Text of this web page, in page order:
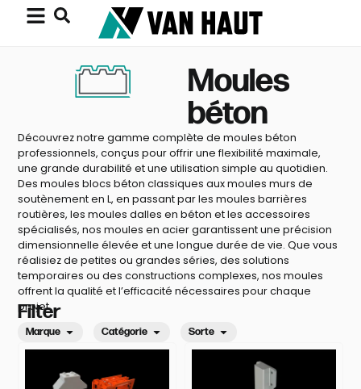
Moules
béton
Découvrez notre gamme complète de moules béton
professionnels, conçus pour offrir une flexibilité maximale,
une grande durabilité et une utilisation simple au quotidien.
Des moules blocs béton classiques aux moules murs de
soutènement en L, en passant par les moules barrières
routières, les moules dalles en béton et les accessoires
spécialisés, nos moules en acier garantissent une précision
dimensionnelle élevée et une longue durée de vie. Que vous
réalisiez de petites ou grandes séries, des solutions
temporaires ou des constructions complexes, nos moules
offrent la qualité et l’efficacité nécessaires pour chaque
projet.
Filter
Marque Catégorie Sorte